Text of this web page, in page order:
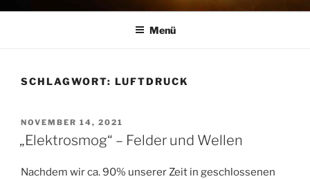
Menü
SCHLAGWORT: LUFTDRUCK
VERÖFFENTLICHT
AM
NOVEMBER 14, 2021
„Elektrosmog“ – Felder und Wellen
Nachdem wir ca. 90% unserer Zeit in geschlossenen